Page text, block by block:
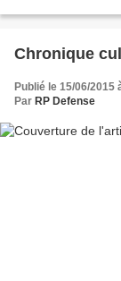
Chronique
Publié le 15/06/2015
Par RP Defense